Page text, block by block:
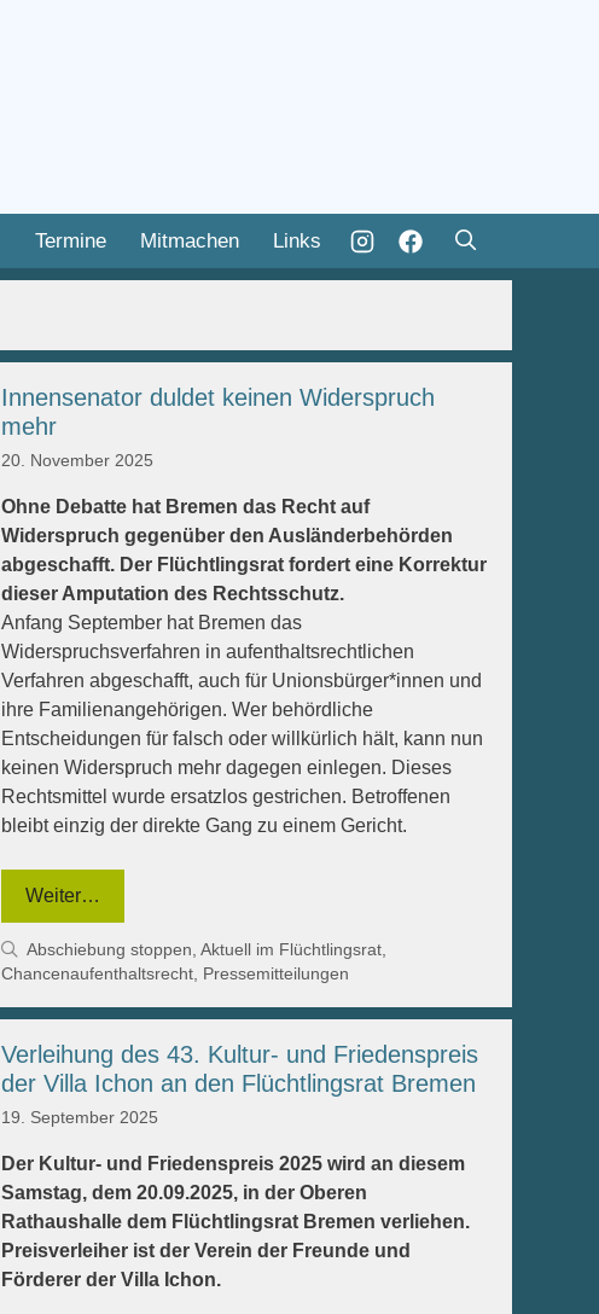
Termine Mitmachen Links
Innensenator duldet keinen Widerspruch
mehr
20. November 2025
Ohne Debatte hat Bremen das Recht auf
Widerspruch gegenüber den Ausländerbehörden
abgeschafft. Der Flüchtlingsrat fordert eine Korrektur
dieser Amputation des Rechtsschutz.
Anfang September hat Bremen das
Widerspruchsverfahren in aufenthaltsrechtlichen
Verfahren abgeschafft, auch für Unionsbürger*innen und
ihre Familienangehörigen. Wer behördliche
Entscheidungen für falsch oder willkürlich hält, kann nun
keinen Widerspruch mehr dagegen einlegen. Dieses
Rechtsmittel wurde ersatzlos gestrichen. Betroffenen
bleibt einzig der direkte Gang zu einem Gericht.
Weiter…
Kategorien
Abschiebung stoppen,Aktuell im Flüchtlingsrat,
Chancenaufenthaltsrecht, Pressemitteilungen
Verleihung des 43. Kultur- und Friedenspreis
der Villa Ichon an den Flüchtlingsrat Bremen
19. September 2025
Der Kultur- und Friedenspreis 2025 wird an diesem
Samstag, dem 20.09.2025, in der Oberen
Rathaushalle dem Flüchtlingsrat Bremen verliehen.
Preisverleiher ist der Verein der Freunde und
Förderer der Villa Ichon.